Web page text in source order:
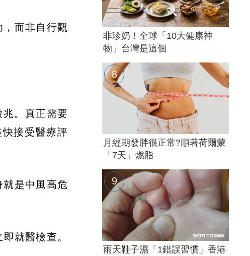
而非自行觀
。真正需要
接受醫療評
是中風高危
就醫檢查。
非珍奶！全球「10大健康神
物」台灣是這個
月經期發胖很正常?順著荷爾蒙
「7天」燃脂
雨天鞋子濕「1錯誤習慣」香港